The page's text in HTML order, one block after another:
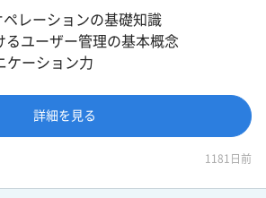
ペレーションの基礎知識
るユーザー管理の基本概念
ケーション力
詳細を見る
1181日前